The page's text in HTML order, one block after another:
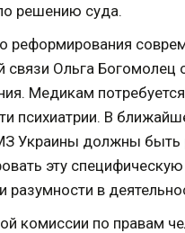
решению суда.
реформирования
связи Ольга
Медикам
психиатрии. В
Украины должны
эту
в
комиссии по правам